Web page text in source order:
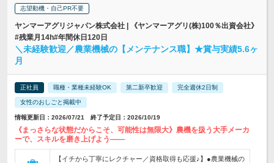
志望動機・自己PR不要
ヤンマーアグリジャパン株式会社 | 《ヤンマーアグリ(株)100％出資会社》
#残業月14h#年間休日120日
＼未経験歓迎／農業機械の【メンテナンス職】★賞与実績5.6ヶ
月
正社員 職種・業種未経験OK 第二新卒歓迎 完全週休2日制
女性のおしごと掲載中
情報更新日：2026/07/21 終了予定日：2026/10/19
《まっさらな状態だからこそ、可能性は無限大》農機を扱う大手メーカ
ーで、スキルを磨き上げよう――
【イチから丁寧にレクチャー／資格取得も応援♪】●農業機械の